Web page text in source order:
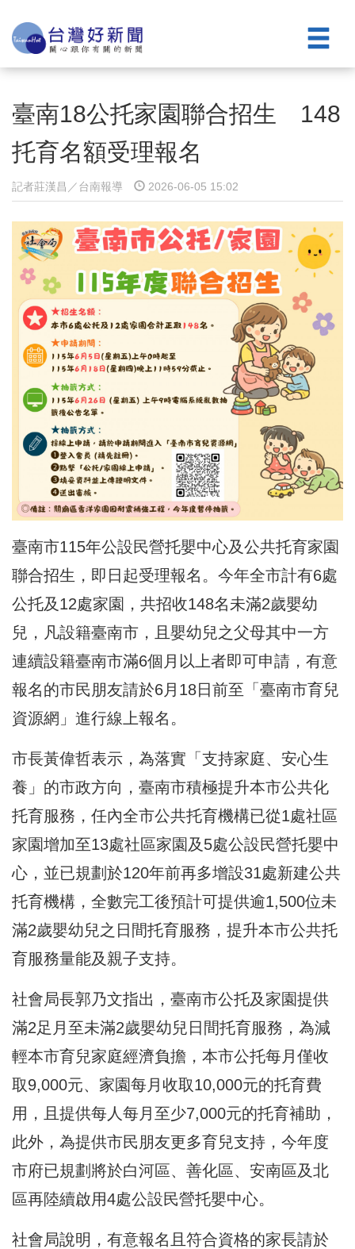
臺南18公托家園聯合招生 148
托育名額受理報名
記者莊漢昌／台南報導 2026-06-05 15:02
臺南市115年公設民營托嬰中心及公共托育家園
聯合招生，即日起受理報名。今年全市計有6處
公托及12處家園，共招收148名未滿2歲嬰幼
兒，凡設籍臺南市，且嬰幼兒之父母其中一方
連續設籍臺南市滿6個月以上者即可申請，有意
報名的市民朋友請於6月18日前至「臺南市育兒
資源網」進行線上報名。
市長黃偉哲表示，為落實「支持家庭、安心生
養」的市政方向，臺南市積極提升本市公共化
托育服務，任內全市公共托育機構已從1處社區
家園增加至13處社區家園及5處公設民營托嬰中
心，並已規劃於120年前再多增設31處新建公共
托育機構，全數完工後預計可提供逾1,500位未
滿2歲嬰幼兒之日間托育服務，提升本市公共托
育服務量能及親子支持。
社會局長郭乃文指出，臺南市公托及家園提供
滿2足月至未滿2歲嬰幼兒日間托育服務，為減
輕本市育兒家庭經濟負擔，本市公托每月僅收
取9,000元、家園每月收取10,000元的托育費
用，且提供每人每月至少7,000元的托育補助，
此外，為提供市民朋友更多育兒支持，今年度
市府已規劃將於白河區、善化區、安南區及北
區再陸續啟用4處公設民營托嬰中心。
社會局說明，有意報名且符合資格的家長請於